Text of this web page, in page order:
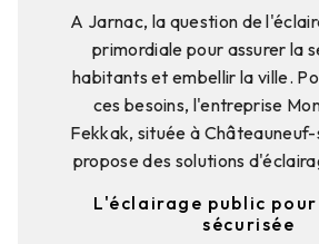
A Jarnac, la question de
primordiale pour assurer la
habitants et embellir la ville.
ces besoins, l'entreprise
Fekkak, située à
propose des solutions
L'éclairage public
sécurisée